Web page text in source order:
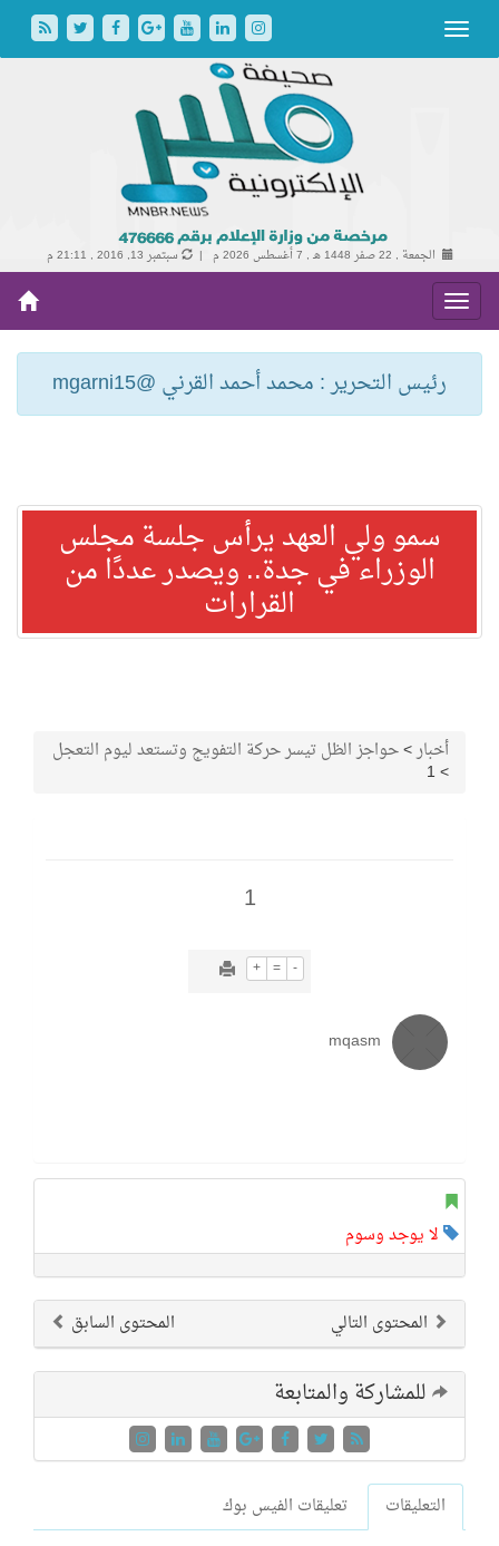
الجمعة , 22 صفر 1448 هـ , 7 أغسطس 2026 م | سبتمبر 13, 2016 , 21:11 م
رئيس التحرير : محمد أحمد القرني @mgarni15
سمو ولي العهد يرأس جلسة مجلس
الوزراء في جدة.. ويصدر عددًا من
القرارات
أخبار>حواجز الظل تيسر حركة التفويج وتستعد ليوم التعجل
>
1
1
+ = -
mqasm
لا يوجد وسوم
المحتوى السابق المحتوى التالي
للمشاركة والمتابعة
التعليقات تعليقات الفيس بوك